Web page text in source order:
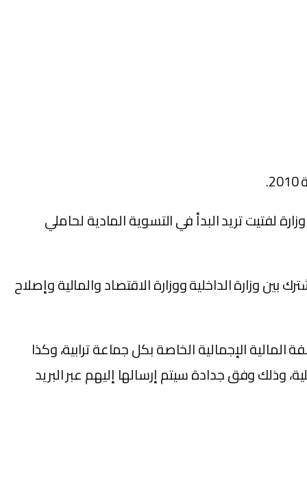
لفتيت تريد البدأ في التسوية المادية لحاملي
وزارة الداخلية ووزارة الاقتصاد والمالية وإصلاح
الإجمالية الخاصة بكل جماعة ترابية، وكذا
وذلك وفق جدادة سيتم إرسالها إليهم عبر البريد